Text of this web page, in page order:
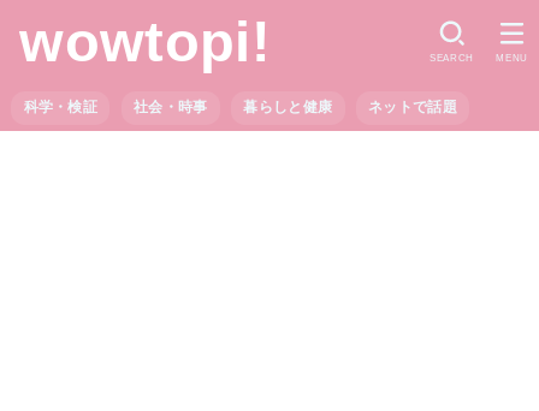
wowtopi!
科学・検証 社会・時事 暮らしと健康 ネットで話題
SEARCH MENU